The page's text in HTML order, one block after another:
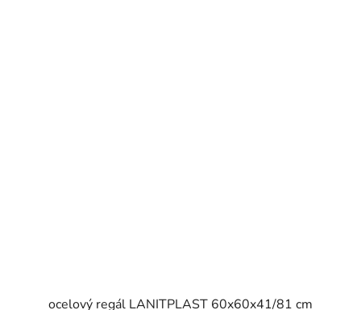
ocelový regál LANITPLAST 60x60x41/81 cm